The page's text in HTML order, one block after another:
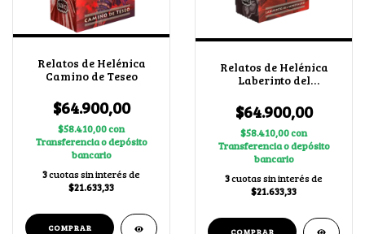
Relatos de Helénica
Camino de Teseo
$64.900,00
$58.410,00con
Transferencia o depósito
bancario
3cuotas sin interés de
$21.633,33
Relatos de Helénica
Laberinto del
$64.900,00
$58.410,00con
Transferencia o depósito
bancario
3cuotas sin interés de
$21.633,33